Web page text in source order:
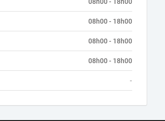
08h00 - 18h00
08h00 - 18h00
08h00 - 18h00
-